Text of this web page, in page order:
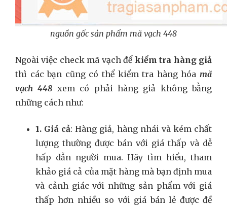
nguồn gốc sản phẩm mã vạch 448
Ngoài việc check mã vạch để kiểm tra hàng giả
thì các bạn cũng có thể kiểm tra hàng hóa mã
vạch 448 xem có phải hàng giả không bằng
những cách như:
1. Giá cả: Hàng giả, hàng nhái và kém chất
lượng thường được bán với giá thấp và dễ
hấp dẫn người mua. Hãy tìm hiểu, tham
khảo giá cả của mặt hàng mà bạn định mua
và cảnh giác với những sản phẩm với giá
thấp hơn nhiều so với giá bán lẻ được đề